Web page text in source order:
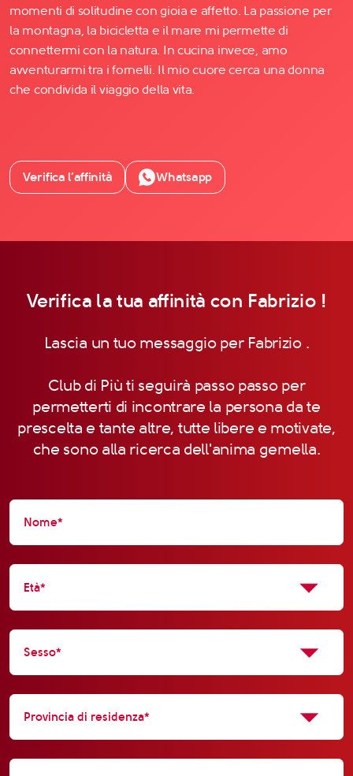
momenti di solitudine con gioia e affetto. La passione per
la montagna, la bicicletta e il mare mi permette di
connettermi con la natura. In cucina invece, amo
avventurarmi tra i fornelli. Il mio cuore cerca una donna
che condivida il viaggio della vita.
Verifica l’affinità Whatsapp
Verifica la tua affinità con Fabrizio !
Lascia un tuo messaggio per Fabrizio .
Club di Più ti seguirà passo passo per
permetterti di incontrare la persona da te
prescelta e tante altre, tutte libere e motivate,
che sono alla ricerca dell'anima gemella.